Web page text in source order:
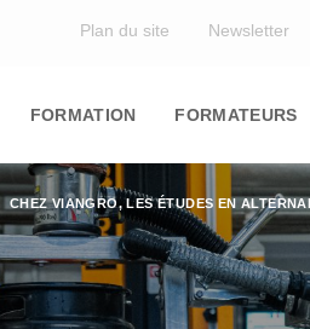
Plan du site Newsletter
navigation
FORMATION FORMATEURS
CHEZ VIANGRO, LES ÉTUDES EN